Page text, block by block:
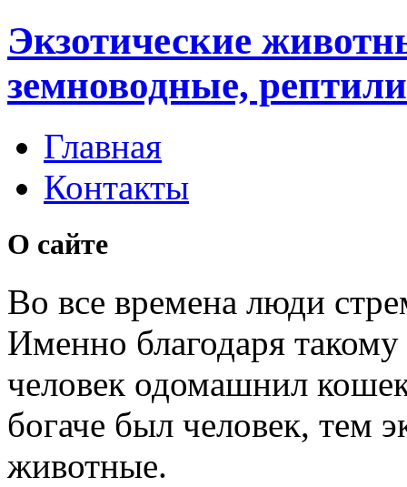
Экзотические
земноводные,
Главная
Контакты
О сайте
Во все времена люди
Именно благодаря
человек одомашнил
богаче был человек, тем
животные.